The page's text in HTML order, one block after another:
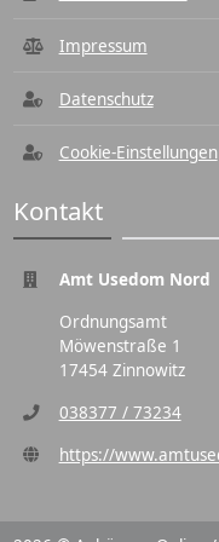
Impressum
Datenschutz
Cookie-Einstellungen
Kontakt
Amt Usedom Nord
Ordnungsamt
Möwenstraße 1
17454 Zinnowitz
038377 / 73234
https://